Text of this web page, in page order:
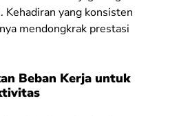
Kehadiran yang konsisten
mendongkrak prestasi
Beban Kerja untuk